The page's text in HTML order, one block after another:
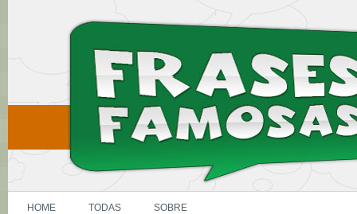
HOME TODAS SOBRE